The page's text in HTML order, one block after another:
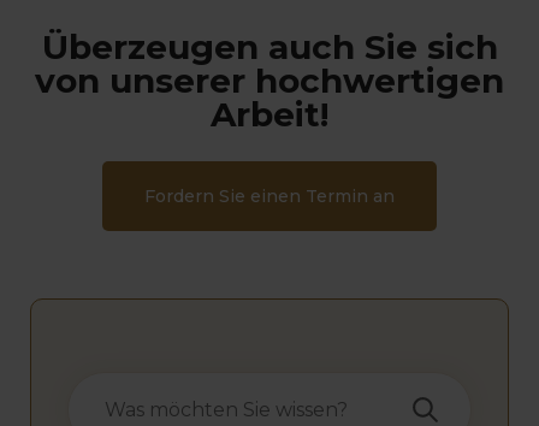
Überzeugen auch Sie sich
von unserer hochwertigen
Arbeit!
Fordern Sie einen Termin an